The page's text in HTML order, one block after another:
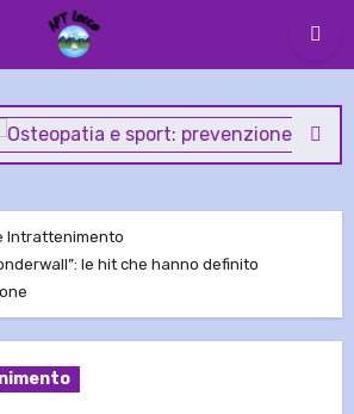
Intrattenimento
le hit che hanno definito